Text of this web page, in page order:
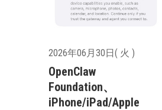
2026年06月30日( 火 )
OpenClaw
Foundation、
iPhone/iPad/Apple